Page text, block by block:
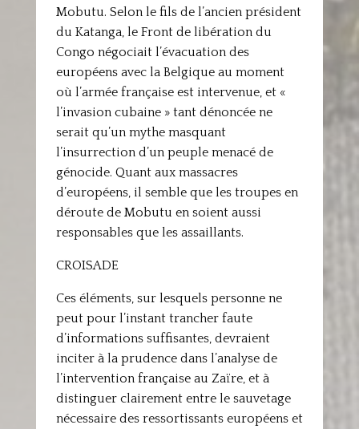
Mobutu. Selon le fils de l’ancien président
du Katanga, le Front de libération du
Congo négociait l’évacuation des
européens avec la Belgique au moment
où l’armée française est intervenue, et «
l’invasion cubaine » tant dénoncée ne
serait qu’un mythe masquant
l’insurrection d’un peuple menacé de
génocide. Quant aux massacres
d’européens, il semble que les troupes en
déroute de Mobutu en soient aussi
responsables que les assaillants.
CROISADE
Ces éléments, sur lesquels personne ne
peut pour l’instant trancher faute
d’informations suffisantes, devraient
inciter à la prudence dans l’analyse de
l’intervention française au Zaïre, et à
distinguer clairement entre le sauvetage
nécessaire des ressortissants européens et